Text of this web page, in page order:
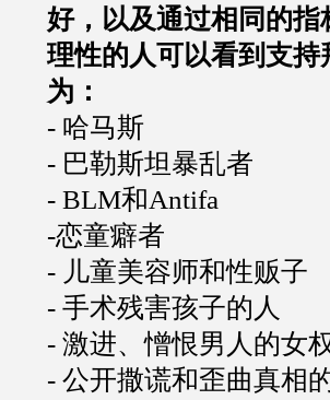
好，以及通过相同的
理性的人可以看到支
为：
- 哈马斯
- 巴勒斯坦暴乱者
- BLM和Antifa
-恋童癖者
- 儿童美容师和性贩子
- 手术残害孩子的人
- 激进、憎恨男人的女
- 公开撒谎和歪曲真相